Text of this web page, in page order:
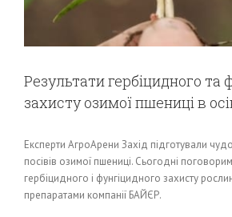
Результати гербіцидного та
захисту озимої пшениці в
Експерти АгроАрени Захід підготували
посівів озимої пшениці. Сьогодні
гербіцидного і фунгіцидного захисту
препаратами компанії БАЙЄР.